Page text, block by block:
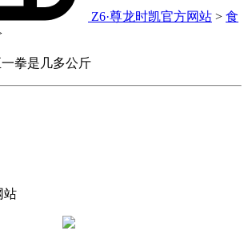
Z6·尊龙时凯官方网站 > 食
拳是几多公斤
站